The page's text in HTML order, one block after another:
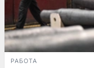
РАБОТА